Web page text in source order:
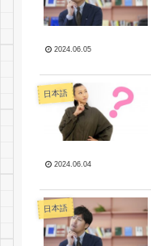
2024.06.05
日本語
2024.06.04
日本語